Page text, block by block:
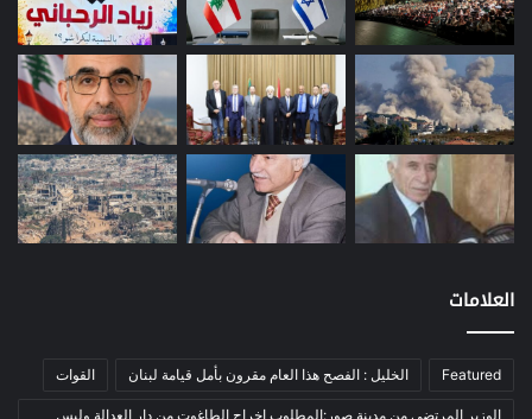
دراسة
(24)
طاقة
(12)
مصارف
(168)
معادن
(1)
(4)
نفط
(91)
اتصالات
(26)
العلامات
Featured الخليل : الفصح هذا العام مقرون بأمل قيامة لبنان القوات
الوزير المرتضى من مدينة صور:المطلوب إخراج الطاغوت من دار العدالة وليس